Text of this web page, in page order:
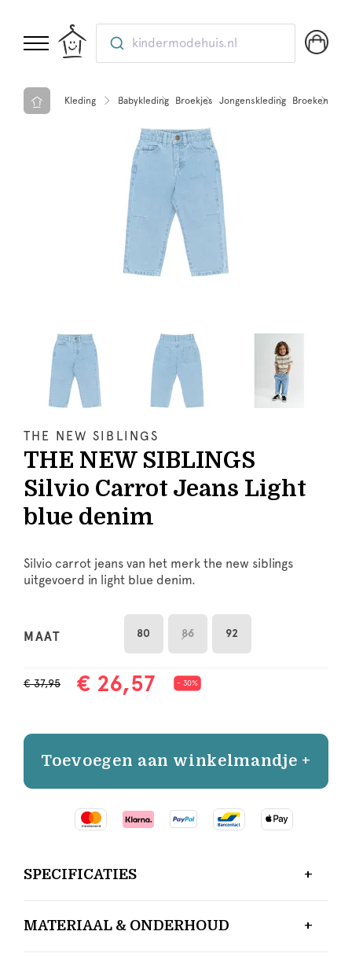
kindermodehuis.nl
Kleding Babykleding Broekjes Jongenskleding Broeken
THE NEW SIBLINGS
THE NEW SIBLINGS
Silvio Carrot Jeans Light
blue denim
Silvio carrot jeans van het merk the new siblings
uitgevoerd in light blue denim.
MAAT 80 86 92
€ 37,95 € 26,57 - 30%
Toevoegen aan winkelmandje +
SPECIFICATIES
MATERIAAL & ONDERHOUD